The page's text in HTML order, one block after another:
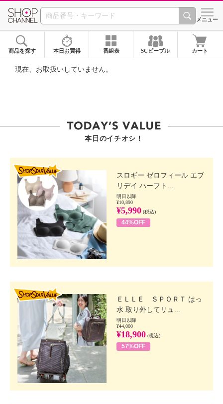
SHOP CHANNEL ショッ
メニュー
商品を探す 本日お買得 番組表 SCピープル カート
現在、お取扱いしていません。
本日のイチオシ！
スロギー ゼロフィール エブ
リデイ ハーフト...
明日以降
¥10,890
¥5,990 (税込)
44%OFF
ＥＬＬＥ ＳＰＯＲＴ はっ
水 取り外してリュ...
明日以降
¥44,000
¥18,900 (税込)
57%OFF